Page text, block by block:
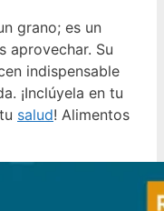
grano; es un
aprovechar. Su
indispensable
¡Inclúyela en tu
salud! Alimentos